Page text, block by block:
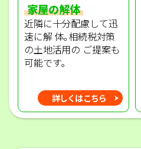
家屋の解体
近隣に十分配慮して迅
速に解 体｡相続税対策
の土地活用の ご提案も
可能です｡
詳しくはこちら